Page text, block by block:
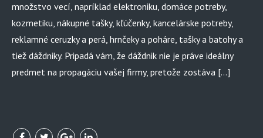
množstvo vecí, napríklad elektroniku, domáce potreby,
kozmetiku, nákupné tašky, kľúčenky, kancelárske potreby,
reklamné ceruzky a perá, hrnčeky a poháre, tašky a batohy a
tiež dáždniky. Pripadá vám, že dáždnik nie je práve ideálny
predmet na propagáciu vašej firmy, pretože zostáva […]